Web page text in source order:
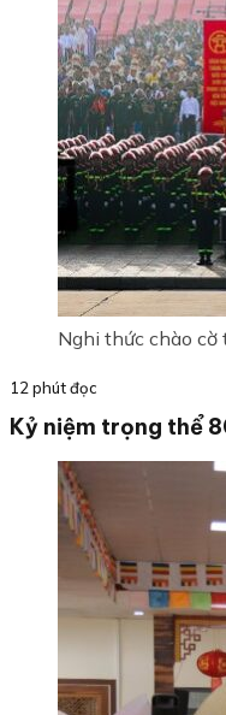
Nghi thức chào
12 phút đọc
Kỷ niệm trọng thể